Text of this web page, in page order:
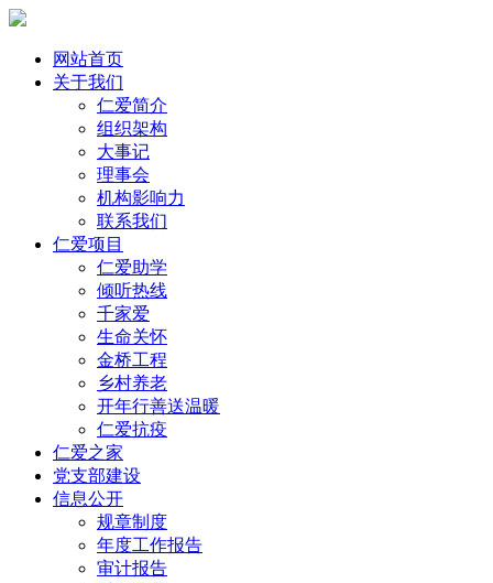
网站首页
关于我们
仁爱简介
组织架构
大事记
理事会
机构影响力
联系我们
仁爱项目
仁爱助学
倾听热线
千家爱
生命关怀
金桥工程
乡村养老
开年行善送温暖
仁爱抗疫
仁爱之家
党支部建设
信息公开
规章制度
年度工作报告
审计报告